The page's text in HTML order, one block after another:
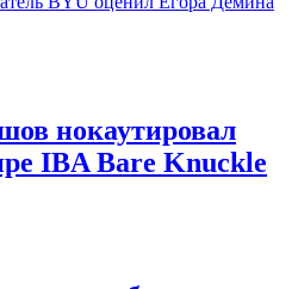
нокаутировал
IBA Bare Knuckle